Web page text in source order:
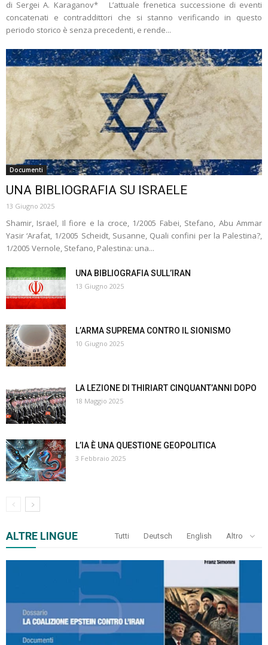
di Sergei A. Karaganov* L’attuale frenetica successione di eventi
concatenati e contraddittori che si stanno verificando in questo
periodo storico è senza precedenti, e rende...
Documenti
UNA BIBLIOGRAFIA SU ISRAELE
13 Giugno 2025
Shamir, Israel, Il fiore e la croce, 1/2005 Fabei, Stefano, Abu Ammar
Yasir ‘Arafat, 1/2005 Scheidt, Susanne, Quali confini per la Palestina?,
1/2005 Vernole, Stefano, Palestina: una...
UNA BIBLIOGRAFIA SULL’IRAN
13 Giugno 2025
L’ARMA SUPREMA CONTRO IL SIONISMO
10 Giugno 2025
LA LEZIONE DI THIRIART CINQUANT’ANNI DOPO
18 Maggio 2025
L’IA È UNA QUESTIONE GEOPOLITICA
3 Febbraio 2025
ALTRE LINGUE Tutti Deutsch English Altro